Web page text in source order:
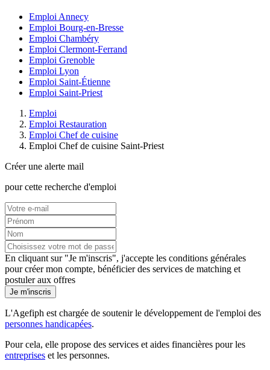
Emploi Annecy
Emploi Bourg-en-Bresse
Emploi Chambéry
Emploi Clermont-Ferrand
Emploi Grenoble
Emploi Lyon
Emploi Saint-Étienne
Emploi Saint-Priest
Emploi
Emploi Restauration
Emploi Chef de cuisine
Emploi Chef de cuisine Saint-Priest
Créer une alerte mail
pour cette recherche d'emploi
En cliquant sur "Je m'inscris", j'accepte les conditions générales
pour créer mon compte, bénéficier des services de matching et
postuler aux offres
Je m'inscris
L'Agefiph est chargée de soutenir le développement de l'emploi des
personnes handicapées.
Pour cela, elle propose des services et aides financières pour les
entreprises et les personnes.